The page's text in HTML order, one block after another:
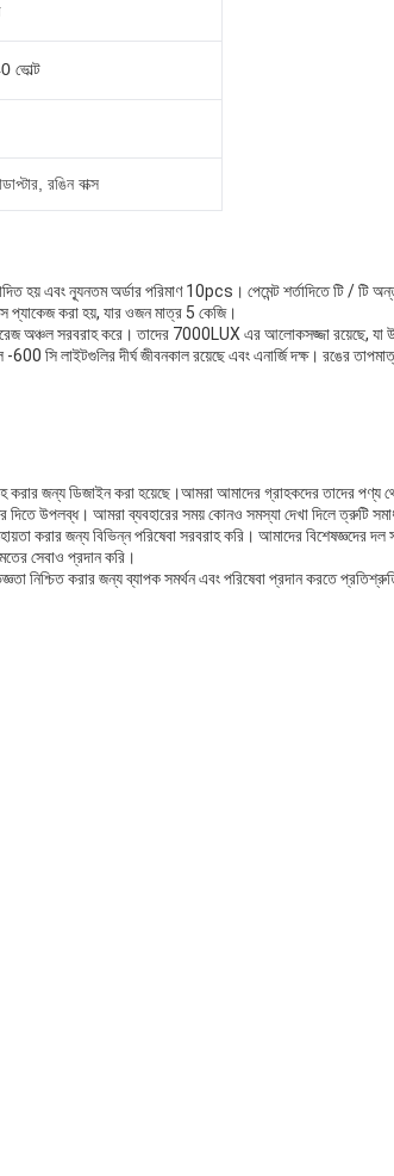
ভোল্ট
রঙিন বাক্স
হয় এবং ন্যূনতম অর্ডার পরিমাণ 10pcs। পেমেন্ট শর্তাদিতে টি /
প্যাকেজ করা হয়, যার ওজন মাত্র 5 কেজি।
সরবরাহ করে। তাদের 7000LUX এর আলোকসজ্জা রয়েছে, যা
সি লাইটগুলির দীর্ঘ জীবনকাল রয়েছে এবং এনার্জি দক্ষ। রঙের
জন্য ডিজাইন করা হয়েছে।আমরা আমাদের গ্রাহকদের তাদের পণ্য
উপলব্ধ। আমরা ব্যবহারের সময় কোনও সমস্যা দেখা দিলে ত্রুটি
জন্য বিভিন্ন পরিষেবা সরবরাহ করি। আমাদের বিশেষজ্ঞদের দল
সেবাও প্রদান করি।
নিশ্চিত করার জন্য ব্যাপক সমর্থন এবং পরিষেবা প্রদান করতে